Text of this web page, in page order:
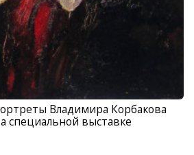
Владимира Корбакова
специальной выставке